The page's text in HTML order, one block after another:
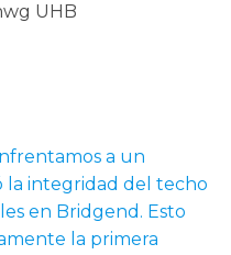
UHB
a un
integridad del techo
en Bridgend. Esto
la primera